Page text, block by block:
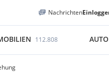
Nachrichten
112.808